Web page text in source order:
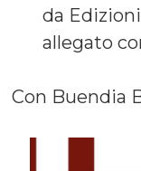
da
allegato
Con Buendia